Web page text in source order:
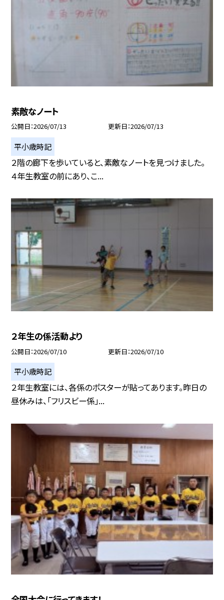
素敵なノート
公開日 2026/07/13 更新日 2026/07/13
平小歳時記
２階の廊下を歩いていると、素敵なノートを見つけました。
４年生教室の前にあり、こ...
２年生の係活動より
公開日 2026/07/10 更新日 2026/07/10
平小歳時記
２年生教室には、各係のポスターが貼ってあります。昨日の
昼休みは、「フリスビー係」...